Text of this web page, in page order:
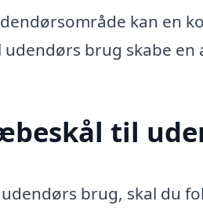
kan en
brug skabe
til
brug, skal du